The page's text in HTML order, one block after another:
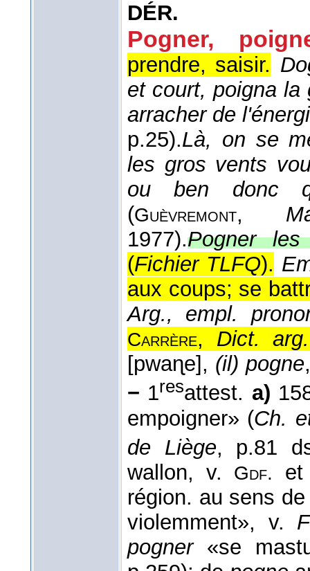
DÉR.
Pogner,
prendre, saisir.
et court, poigna la
arracher de
p.25).Là, on se
les gros vents
ou ben donc
(Guèvremont,
1977).Pogner les
(Fichier TLFQ).
aux coups; se
Arg., empl.
Carrère, Dict.
[pwaɳe], (il) pogne
− 1resattest. a)
empoigner» (Ch.
de Liège, p.81
wallon, v. Gdf.
et
région. au sens
violemment», v.
pogner«se